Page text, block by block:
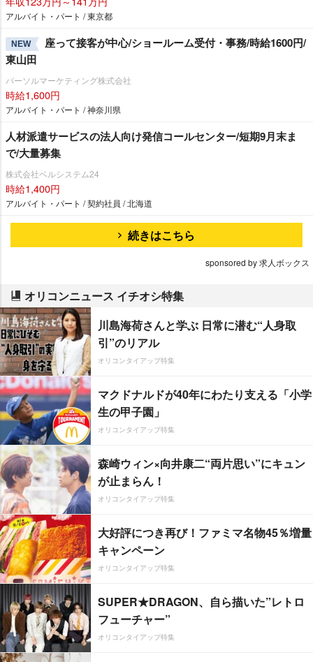
アルバイト・パート / 東京都
NEW
座って接客が中心/ショールーム受付・事務/時給1600円/
東山田
パーソルマーケティング株式会社
時給1,600円
アルバイト・パート / 神奈川県
人材派遣サービスの法人向け発信コールセンター/短期9月末ま
で/大量募集
株式会社ベルシステム24
時給1,400円
アルバイト・パート / 契約社員 / 北海道
続きはこちら
sponsored by 求人ボックス
オリコンニュース イチオシ特集
川島海荷さんと学ぶ 日常に潜む“人身取
引”のリアル
オリコンタイアップ特集
マクドナルドが40年にわたり支える「小学
生の甲子園」
オリコンタイアップ特集
森崎ウィン×向井康二“両片思い”にキュン
が止まらん！
オリコンタイアップ特集
大好評につき再び！ファミマ名物45％増量
キャンペーン
オリコンタイアップ特集
SUPER★DRAGON、自ら描いた”レトロ
フューチャー”
オリコンタイアップ特集